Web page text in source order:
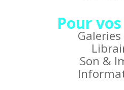
Pour
Son &